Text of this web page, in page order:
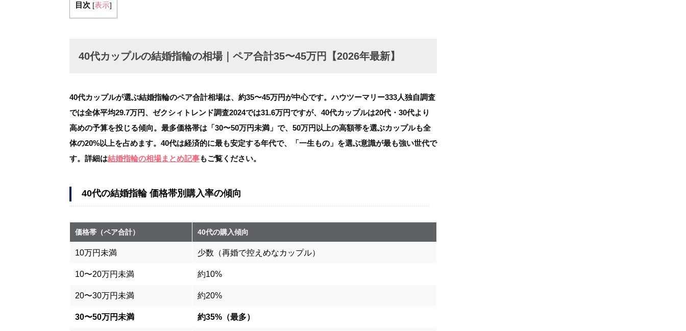
目次 [表示]
40代カップルの結婚指輪の相場｜ペア合計35〜45万円【2026年最新】
40代カップルが選ぶ結婚指輪のペア合計相場は、約35〜45万円が中心です。ハウツーマリー333人独自調査
では全体平均29.7万円、ゼクシィトレンド調査2024では31.6万円ですが、40代カップルは20代・30代より
高めの予算を投じる傾向。最多価格帯は「30〜50万円未満」で、50万円以上の高額帯を選ぶカップルも全
体の20%以上を占めます。40代は経済的に最も安定する年代で、「一生もの」を選ぶ意識が最も強い世代で
す。詳細は結婚指輪の相場まとめ記事もご覧ください。
40代の結婚指輪 価格帯別購入率の傾向
価格帯（ペア合計） 40代の購入傾向
10万円未満 少数（再婚で控えめなカップル）
10〜20万円未満 約10%
20〜30万円未満 約20%
30〜50万円未満 約35%（最多）